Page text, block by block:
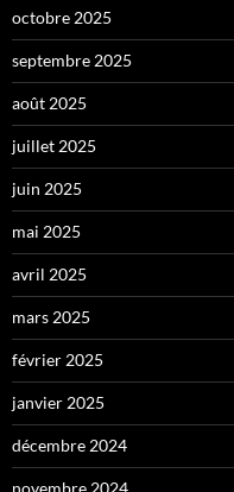
octobre 2025
septembre 2025
août 2025
juillet 2025
juin 2025
mai 2025
avril 2025
mars 2025
février 2025
janvier 2025
décembre 2024
novembre 2024